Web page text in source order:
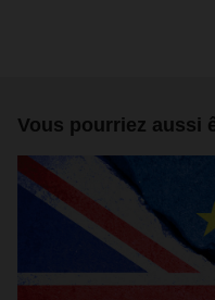
Vous pourriez aussi